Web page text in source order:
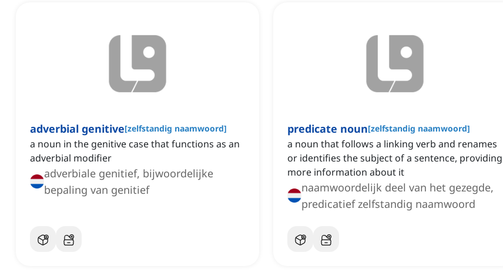
adverbial genitive[zelfstandig naamwoord]
a noun in the genitive case that functions as an
adverbial modifier
adverbiale genitief, bijwoordelijke
bepaling van genitief
predicate noun[zelfstandig naamwoord]
a noun that follows a linking verb and renames
or identifies the subject of a sentence, providing
more information about it
naamwoordelijk deel van het gezegde,
predicatief zelfstandig naamwoord